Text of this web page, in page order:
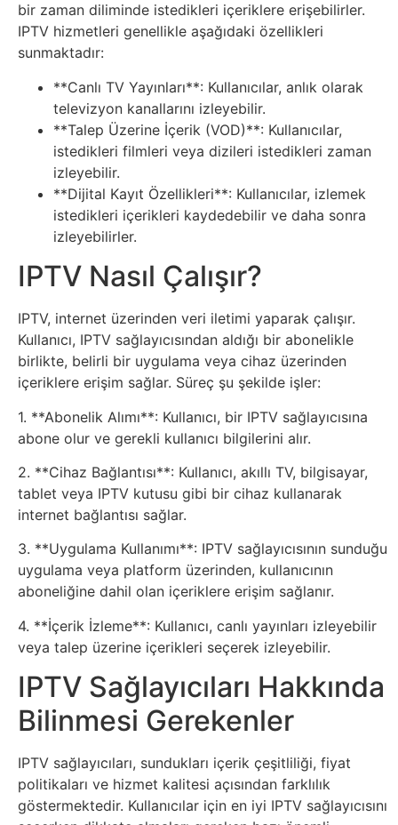
Elektronik
Cihazlar
Facebook
Felsefe
Finans
Genel
Gizem
Grafik
&
Güvenlik
Haber
Hayvanlar
Hobi
Hosting
Hukuk
İnstagram
bir zaman diliminde istedikleri içeriklere erişebilirler.
IPTV hizmetleri genellikle aşağıdaki özellikleri
sunmaktadır:
**Canlı TV Yayınları**: Kullanıcılar, anlık olarak
televizyon kanallarını izleyebilir.
**Talep Üzerine İçerik (VOD)**: Kullanıcılar,
istedikleri filmleri veya dizileri istedikleri zaman
izleyebilir.
**Dijital Kayıt Özellikleri**: Kullanıcılar, izlemek
istedikleri içerikleri kaydedebilir ve daha sonra
izleyebilirler.
IPTV Nasıl Çalışır?
IPTV, internet üzerinden veri iletimi yaparak çalışır.
Kullanıcı, IPTV sağlayıcısından aldığı bir abonelikle
birlikte, belirli bir uygulama veya cihaz üzerinden
içeriklere erişim sağlar. Süreç şu şekilde işler:
1. **Abonelik Alımı**: Kullanıcı, bir IPTV sağlayıcısına
abone olur ve gerekli kullanıcı bilgilerini alır.
2. **Cihaz Bağlantısı**: Kullanıcı, akıllı TV, bilgisayar,
tablet veya IPTV kutusu gibi bir cihaz kullanarak
internet bağlantısı sağlar.
3. **Uygulama Kullanımı**: IPTV sağlayıcısının sunduğu
uygulama veya platform üzerinden, kullanıcının
aboneliğine dahil olan içeriklere erişim sağlanır.
4. **İçerik İzleme**: Kullanıcı, canlı yayınları izleyebilir
veya talep üzerine içerikleri seçerek izleyebilir.
IPTV Sağlayıcıları Hakkında
Bilinmesi Gerekenler
IPTV sağlayıcıları, sundukları içerik çeşitliliği, fiyat
politikaları ve hizmet kalitesi açısından farklılık
göstermektedir. Kullanıcılar için en iyi IPTV sağlayıcısını